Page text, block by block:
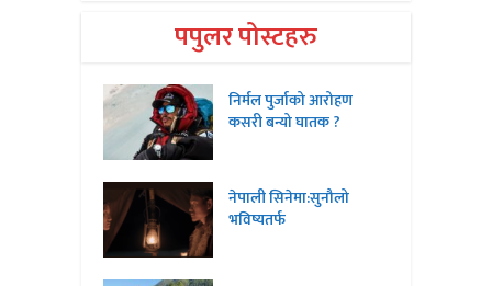
पपुलर पोस्टहरु
निर्मल पुर्जाको आरोहण
कसरी बन्यो घातक ?
नेपाली सिनेमा:सुनौलो
भविष्यतर्फ